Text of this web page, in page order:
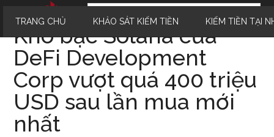
TRANG CHỦ KHẢO SÁT KIẾM TIỀN KIẾM TIỀN TẠI
Kho bạc Solana của
DeFi Development
Corp vượt quá 400 triệu
USD sau lần mua mới
nhất